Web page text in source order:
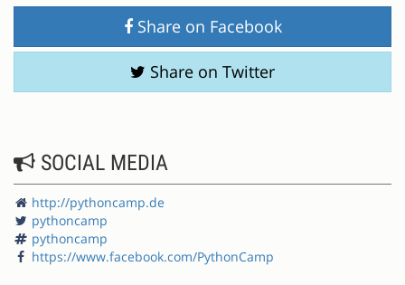
Share on Facebook
Share on Twitter
SOCIAL MEDIA
http://pythoncamp.de
pythoncamp
pythoncamp
https://www.facebook.com/PythonCamp